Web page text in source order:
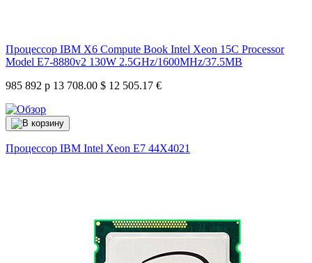
Процессор IBM X6 Compute Book Intel Xeon 15C Processor
Model E7-8880v2 130W 2.5GHz/1600MHz/37.5MB
985 892 р 13 708.00 $ 12 505.17 €
Процессор IBM Intel Xeon E7 44X4021